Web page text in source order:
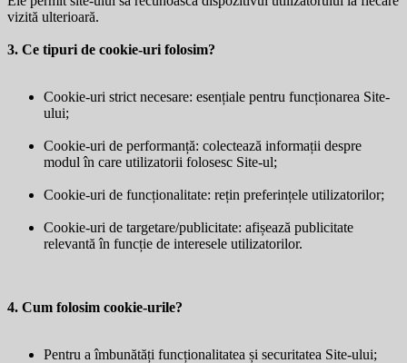
vizită ulterioară.
3. Ce tipuri de cookie-uri folosim?
Cookie-uri strict necesare: esențiale pentru funcționarea Site-
ului;
Cookie-uri de performanță: colectează informații despre
modul în care utilizatorii folosesc Site-ul;
Cookie-uri de funcționalitate: rețin preferințele utilizatorilor;
Cookie-uri de targetare/publicitate: afișează publicitate
relevantă în funcție de interesele utilizatorilor.
4. Cum folosim cookie-urile?
Pentru a îmbunătăți funcționalitatea și securitatea Site-ului;